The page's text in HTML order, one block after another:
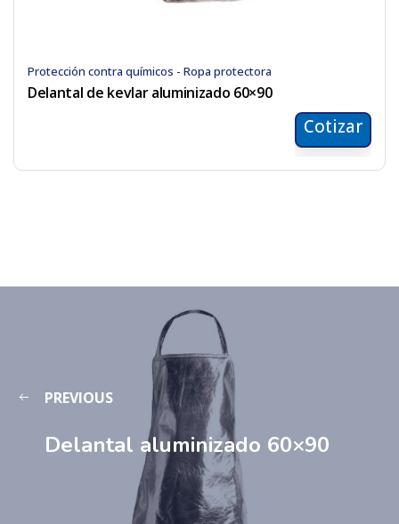
Protección contra químicos - Ropa protectora
Delantal de kevlar aluminizado 60×90
Cotizar
PREVIOUS
Delantal aluminizado 60×90